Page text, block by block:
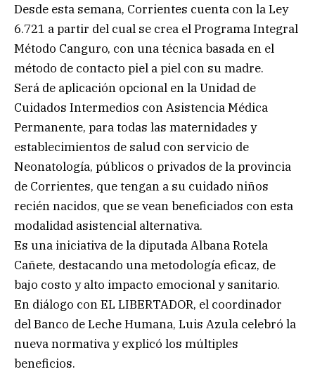
Desde esta semana, Corrientes cuenta con la Ley
6.721 a partir del cual se crea el Programa Integral
Método Canguro, con una técnica basada en el
método de contacto piel a piel con su madre.
Será de aplicación opcional en la Unidad de
Cuidados Intermedios con Asistencia Médica
Permanente, para todas las maternidades y
establecimientos de salud con servicio de
Neonatología, públicos o privados de la provincia
de Corrientes, que tengan a su cuidado niños
recién nacidos, que se vean beneficiados con esta
modalidad asistencial alternativa.
Es una iniciativa de la diputada Albana Rotela
Cañete, destacando una metodología eficaz, de
bajo costo y alto impacto emocional y sanitario.
En diálogo con EL LIBERTADOR, el coordinador
del Banco de Leche Humana, Luis Azula celebró la
nueva normativa y explicó los múltiples
beneficios.